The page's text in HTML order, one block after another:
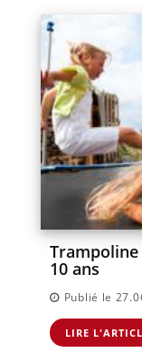
10 ans
Publié le
LIRE